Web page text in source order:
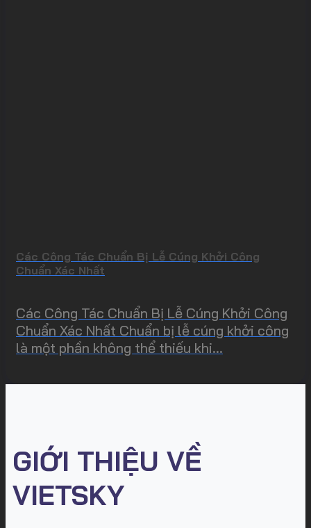
Các Công Tác Chuẩn Bị Lễ Cúng Khởi Công
Chuẩn Xác Nhất
Các Công Tác Chuẩn Bị Lễ Cúng Khởi Công
Chuẩn Xác Nhất Chuẩn bị lễ cúng khởi công
là một phần không thể thiếu khi...
GIỚI THIỆU VỀ
VIETSKY